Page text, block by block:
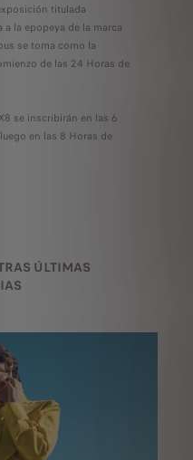
titulada
a la epopeya de la marca
se toma como la
de las 24 Horas de
se inscribirán en las 6
en las 8 Horas de
ÚLTIMAS